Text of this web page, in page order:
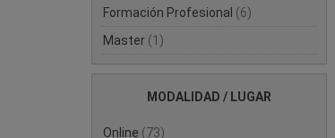
Formación Profesional (6)
Master (1)
MODALIDAD / LUGAR
Online (73)